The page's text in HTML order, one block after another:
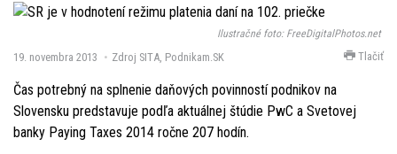
Ilustračné foto: FreeDigitalPhotos.net
19. novembra 2013 Zdroj SITA, Podnikam.SK Tlačiť
Čas potrebný na splnenie daňových povinností podnikov na
Slovensku predstavuje podľa aktuálnej štúdie PwC a Svetovej
banky Paying Taxes 2014 ročne 207 hodín.